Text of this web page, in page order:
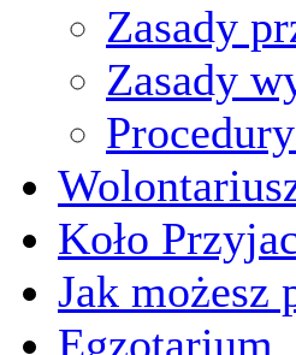
Zasady
Zasady
Koło
Jak możesz
Egzotarium